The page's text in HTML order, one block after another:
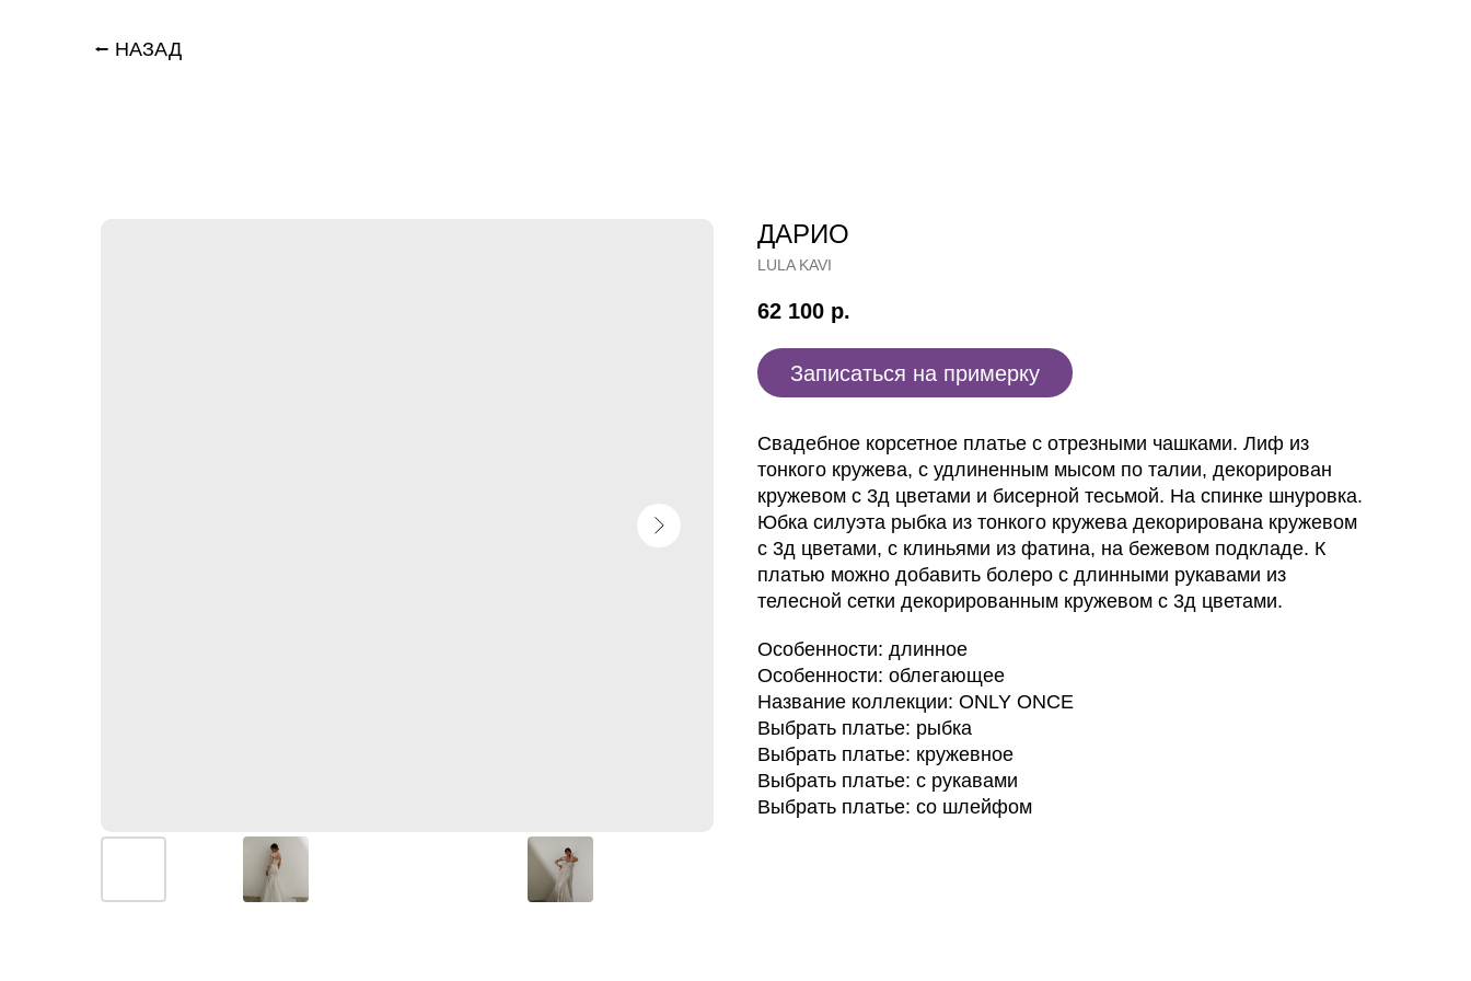
⭠ НАЗАД
ДАРИО
LULA KAVI
62 100 р.
Записаться на примерку
Свадебное корсетное платье с отрезными чашками. Лиф из
тонкого кружева, с удлиненным мысом по талии, декорирован
кружевом с 3д цветами и бисерной тесьмой. На спинке шнуровка.
Юбка силуэта рыбка из тонкого кружева декорирована кружевом
с 3д цветами, с клиньями из фатина, на бежевом подкладе. К
платью можно добавить болеро с длинными рукавами из
телесной сетки декорированным кружевом с 3д цветами.
Особенности: длинное
Особенности: облегающее
Название коллекции: ONLY ONCE
Выбрать платье: рыбка
Выбрать платье: кружевное
Выбрать платье: с рукавами
Выбрать платье: со шлейфом